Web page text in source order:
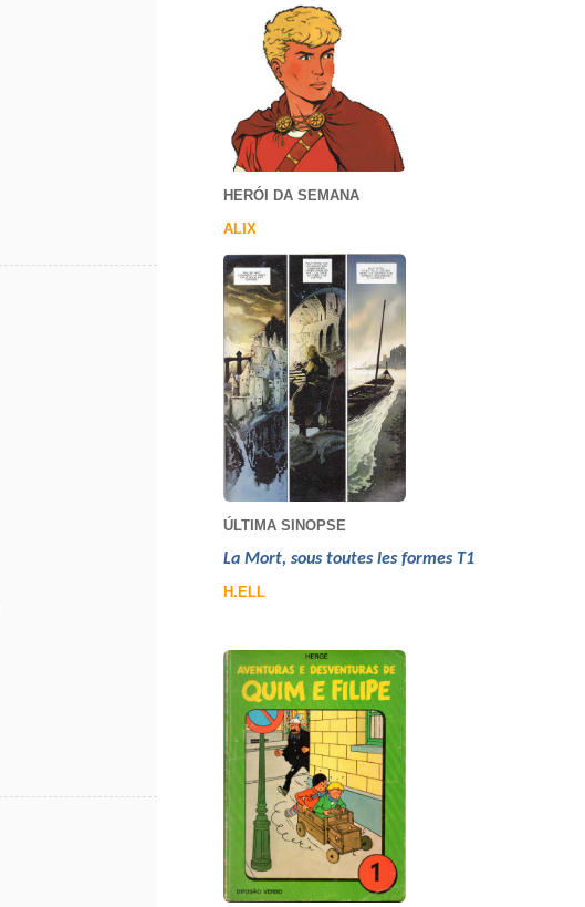
HERÓI DA SEMANA
ALIX
ÚLTIMA SINOPSE
La Mort, sous toutes les formes T1
H.ELL